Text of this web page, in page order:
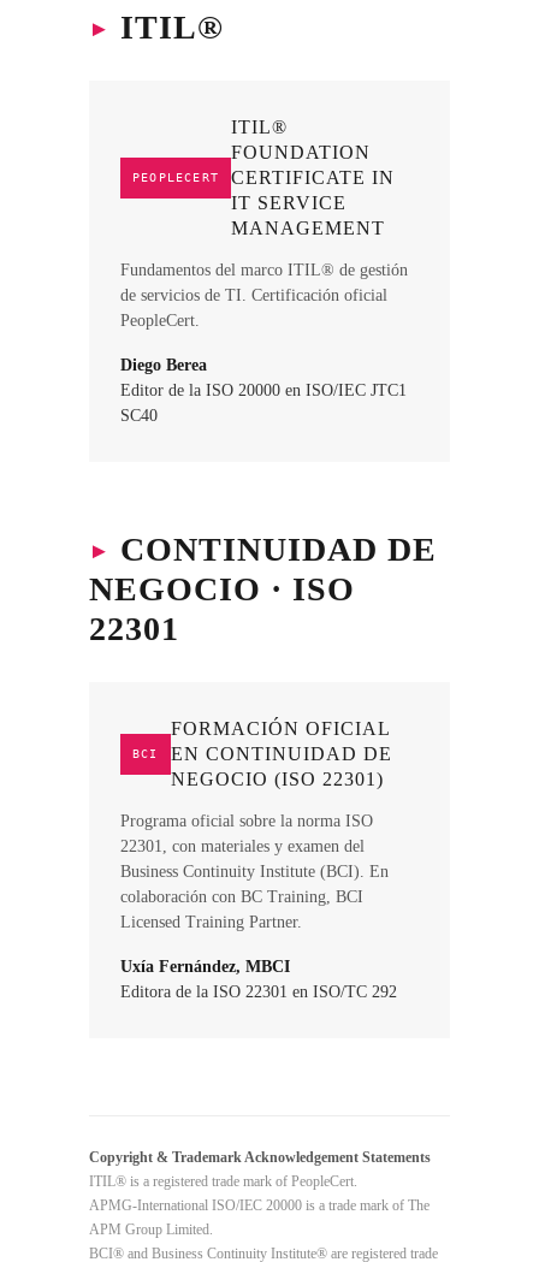
▸ ITIL®
PEOPLECERT
ITIL®
FOUNDATION
CERTIFICATE IN
IT SERVICE
MANAGEMENT
Fundamentos del marco ITIL® de gestión
de servicios de TI. Certificación oficial
PeopleCert.
Diego Berea
Editor de la ISO 20000 en ISO/IEC JTC1
SC40
▸ CONTINUIDAD DE
NEGOCIO · ISO
22301
BCI
FORMACIÓN OFICIAL
EN CONTINUIDAD DE
NEGOCIO (ISO 22301)
Programa oficial sobre la norma ISO
22301, con materiales y examen del
Business Continuity Institute (BCI). En
colaboración con BC Training, BCI
Licensed Training Partner.
Uxía Fernández, MBCI
Editora de la ISO 22301 en ISO/TC 292
Copyright & Trademark Acknowledgement Statements
ITIL® is a registered trade mark of PeopleCert.
APMG-International ISO/IEC 20000 is a trade mark of The
APM Group Limited.
BCI® and Business Continuity Institute® are registered trade